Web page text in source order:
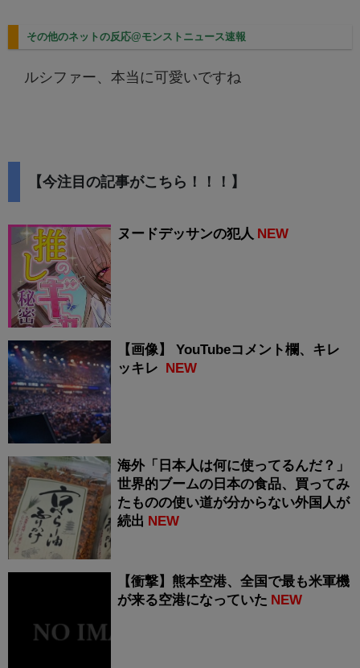
その他のネットの反応@モンストニュース速報
ルシファー、本当に可愛いですね
【今注目の記事がこちら！！！】
ヌードデッサンの犯人 NEW
【画像】 YouTubeコメント欄、キレ
ッキレ NEW
海外「日本人は何に使ってるんだ？」
世界的ブームの日本の食品、買ってみ
たものの使い道が分からない外国人が
続出 NEW
【衝撃】熊本空港、全国で最も米軍機
が来る空港になっていた NEW